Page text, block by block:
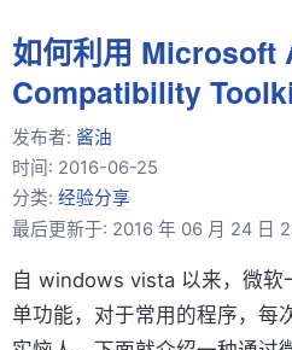
如何利用
Compatibility
发布者: 酱油
时间: 2016-06-25
分类: 经验分享
最后更新于: 2016 年 06 月 24 日
自 windows vista 以来，微软
单功能，对于常用的程序，每